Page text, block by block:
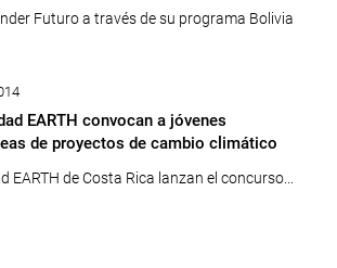
Futuro a través de su programa Bolivia
EARTH convocan a jóvenes
de proyectos de cambio climático
EARTH de Costa Rica lanzan el concurso...